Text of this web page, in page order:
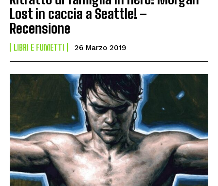
Lost in caccia a Seattle! –
Recensione
LIBRI E FUMETTI 26 Marzo 2019